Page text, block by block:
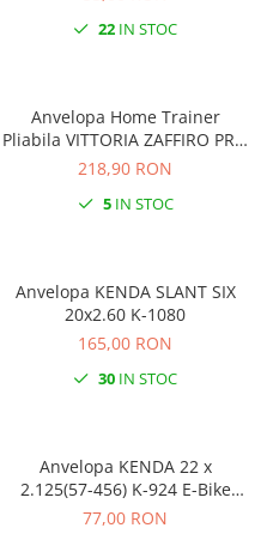
22 IN STOC
Anvelopa Home Trainer
Pliabila VITTORIA ZAFFIRO PRO
23-622 700x23 Rosu
218,90 RON
5IN STOC
Anvelopa KENDA SLANT SIX
20x2.60 K-1080
165,00 RON
30 IN STOC
Anvelopa KENDA 22 x
2.125(57-456) K-924 E-Bike
Negru
77,00 RON